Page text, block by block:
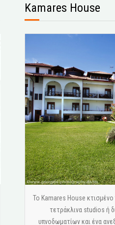
Kamares House
Το Kamares House κτισμένο
τετράκλινα studios ή
υπνοδωματίων και ένα